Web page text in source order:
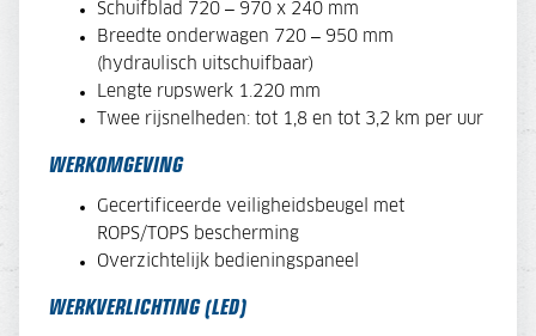
Schuifblad 720 – 970 x 240 mm
Breedte onderwagen 720 – 950 mm
(hydraulisch uitschuifbaar)
Lengte rupswerk 1.220 mm
Twee rijsnelheden: tot 1,8 en tot 3,2 km per uur
WERKOMGEVING
Gecertificeerde veiligheidsbeugel met
ROPS/TOPS bescherming
Overzichtelijk bedieningspaneel
WERKVERLICHTING (LED)